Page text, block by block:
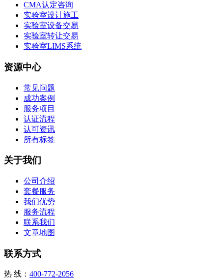
CMA认定咨询
实验室设计施工
实验室设备交易
实验室转让交易
实验室LIMS系统
资源中心
常见问题
成功案例
服务项目
认证流程
认可资讯
所有标签
关于我们
公司介绍
套餐服务
我们优势
服务流程
联系我们
文章地图
联系方式
热 线： 400-772-2056